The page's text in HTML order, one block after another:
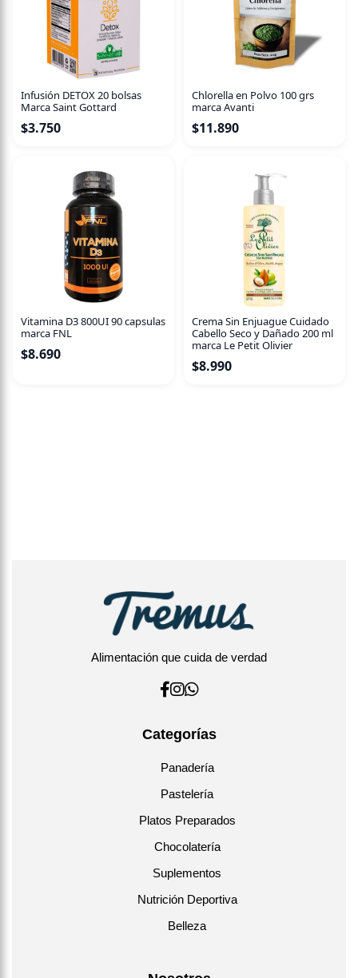
Infusión DETOX 20 bolsas
Marca Saint Gottard
$3.750
Chlorella en Polvo 100 grs
marca Avanti
$11.890
Vitamina D3 800UI 90 capsulas
marca FNL
$8.690
Crema Sin Enjuague Cuidado
Cabello Seco y Dañado 200 ml
marca Le Petit Olivier
$8.990
Alimentación que cuida de verdad
Categorías
Panadería
Pastelería
Platos Preparados
Chocolatería
Suplementos
Nutrición Deportiva
Belleza